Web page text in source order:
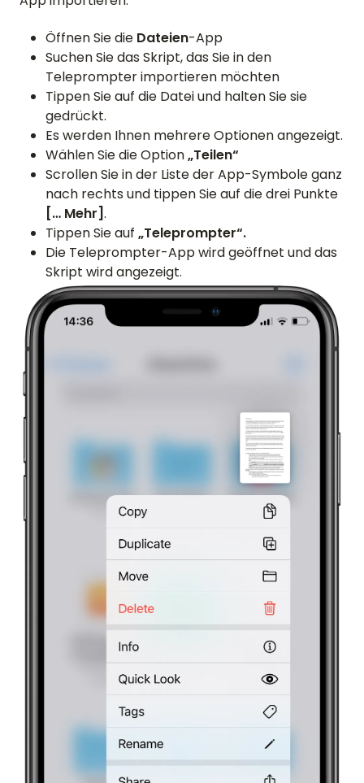
Öffnen Sie die Dateien-App
Suchen Sie das Skript, das Sie in den
Teleprompter importieren möchten
Tippen Sie auf die Datei und halten Sie sie
gedrückt.
Es werden Ihnen mehrere Optionen angezeigt.
Wählen Sie die Option„Teilen“
Scrollen Sie in der Liste der App-Symbole ganz
nach rechts und tippen Sie auf die drei Punkte
[… Mehr].
Tippen Sie auf „Teleprompter“.
Die Teleprompter-App wird geöffnet und das
Skript wird angezeigt.